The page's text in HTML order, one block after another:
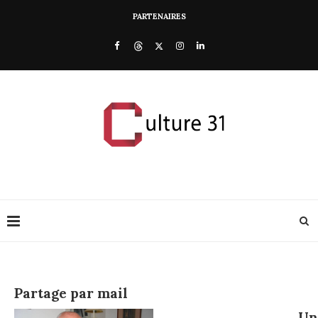
PARTENAIRES
Partage par mail